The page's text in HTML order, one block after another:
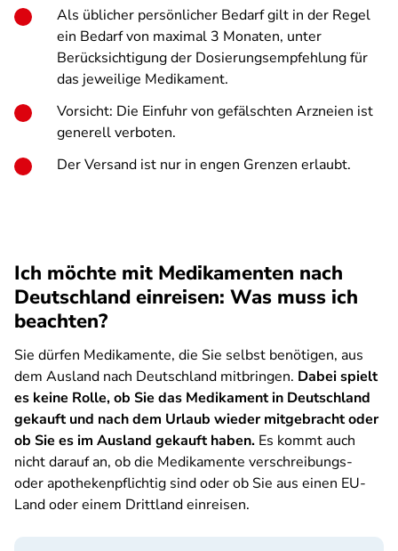
Als üblicher persönlicher Bedarf gilt in der Regel
ein Bedarf von maximal 3 Monaten, unter
Berücksichtigung der Dosierungsempfehlung für
das jeweilige Medikament.
Vorsicht: Die Einfuhr von gefälschten Arzneien ist
generell verboten.
Der Versand ist nur in engen Grenzen erlaubt.
Ich möchte mit Medikamenten nach
Deutschland einreisen: Was muss ich
beachten?
Sie dürfen Medikamente, die Sie selbst benötigen, aus
dem Ausland nach Deutschland mitbringen. Dabei spielt
es keine Rolle, ob Sie das Medikament in Deutschland
gekauft und nach dem Urlaub wieder mitgebracht oder
ob Sie es im Ausland gekauft haben. Es kommt auch
nicht darauf an, ob die Medikamente verschreibungs-
oder apothekenpflichtig sind oder ob Sie aus einen EU-
Land oder einem Drittland einreisen.